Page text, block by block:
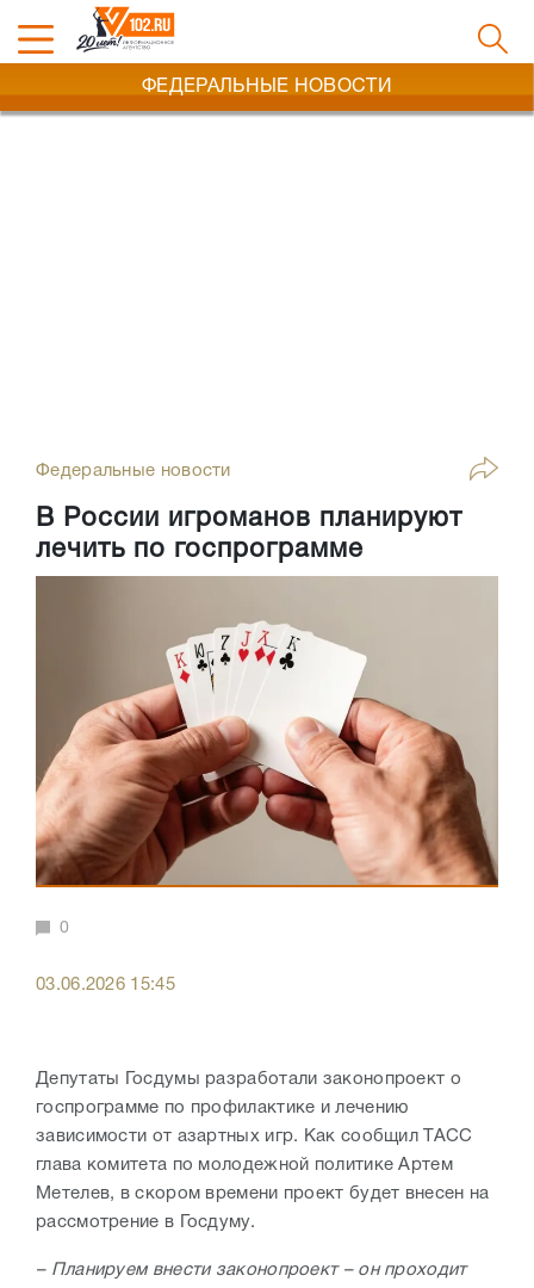
ФЕДЕРАЛЬНЫЕ НОВОСТИ
Федеральные новости
В России игроманов планируют
лечить по госпрограмме
0
03.06.2026 15:45
Депутаты Госдумы разработали законопроект о
госпрограмме по профилактике и лечению
зависимости от азартных игр. Как сообщил ТАСС
глава комитета по молодежной политике Артем
Метелев, в скором времени проект будет внесен на
рассмотрение в Госдуму.
– Планируем внести законопроект – он проходит